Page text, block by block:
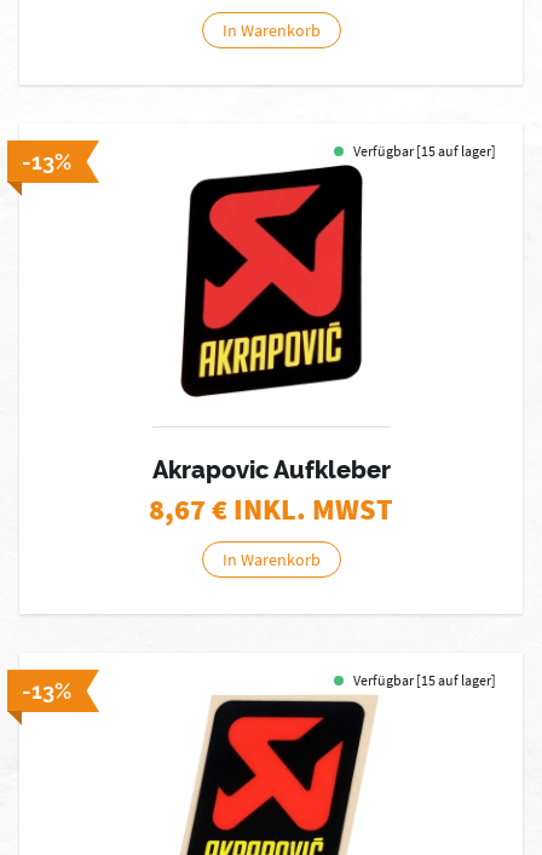
In Warenkorb
-13% Verfügbar [15 auf lager]
Akrapovic Aufkleber
8,67€ INKL. MWST
In Warenkorb
-13% Verfügbar [15 auf lager]